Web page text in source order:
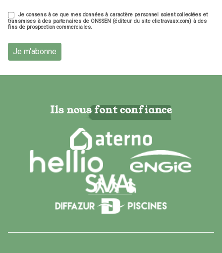
Je consens à ce que mes données à caractère personnel soient collectées et
transmises à des partenaires de ONSSEN (éditeur du site clictravaux.com) à des
fins de prospection commerciales.
Je m'abonne
Ils nous font confiance